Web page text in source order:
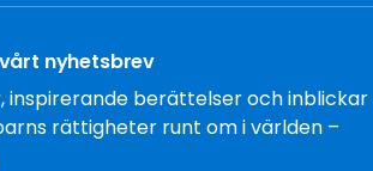
nyhetsbrev
inspirerande berättelser och inblickar
rättigheter runt om i världen –